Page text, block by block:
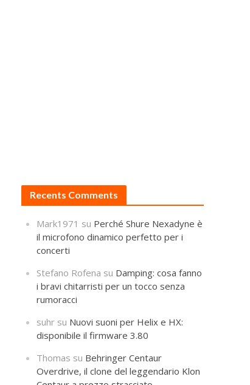
Recents Comments
Mark1971 su Perché Shure Nexadyne è
il microfono dinamico perfetto per i
concerti
Stefano Rofena su Damping: cosa fanno
i bravi chitarristi per un tocco senza
rumoracci
suhr su Nuovi suoni per Helix e HX:
disponibile il firmware 3.80
Thomas su Behringer Centaur
Overdrive, il clone del leggendario Klon